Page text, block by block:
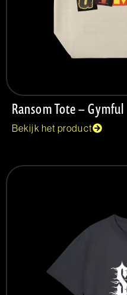
Ransom Tote – Gymful
Bekijk het product